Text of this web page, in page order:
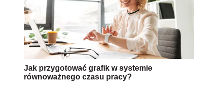
Jak przygotować grafik w systemie
równoważnego czasu pracy?